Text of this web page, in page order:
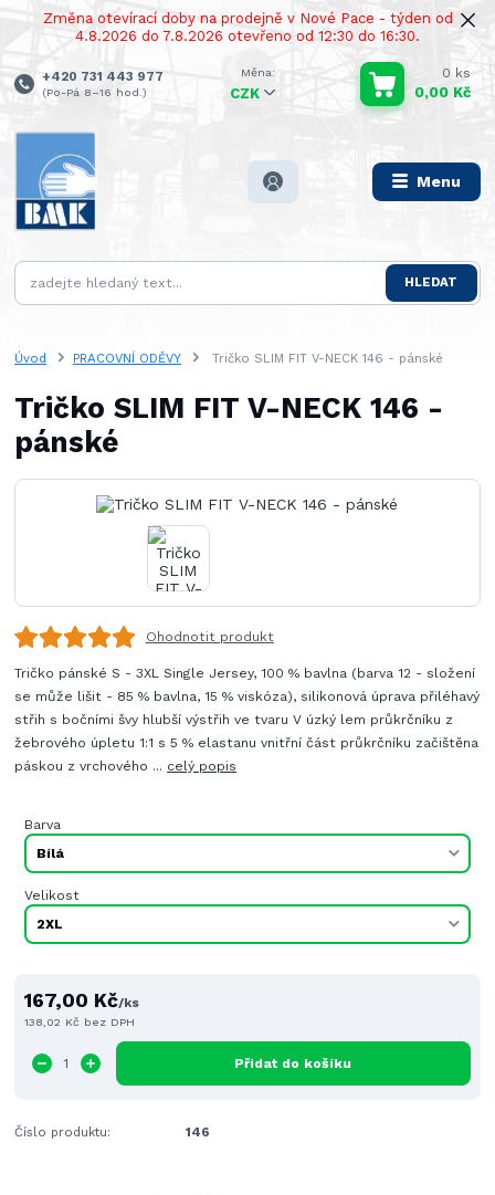
Změna otevírací doby na prodejně v Nové Pace - týden od
4.8.2026 do 7.8.2026 otevřeno od 12:30 do 16:30.
Menu
CZK
HLEDAT
+420 731 443 977
(Po-Pá 8–16 hod.)
0 ks
0,00 Kč
Úvod PRACOVNÍ ODĚVY Tričko SLIM FIT V-NECK 146 - pánské
Tričko SLIM FIT V-NECK 146 -
pánské
Ohodnotit produkt
Tričko pánské S - 3XL Single Jersey, 100 % bavlna (barva 12 - složení
se může lišit - 85 % bavlna, 15 % viskóza), silikonová úprava přiléhavý
střih s bočními švy hlubší výstřih ve tvaru V úzký lem průkrčníku z
žebrového úpletu 1:1 s 5 % elastanu vnitřní část průkrčníku začištěna
páskou z vrchového ... celý popis
Barva
Velikost
167,00 Kč/ks
138,02 Kč bez DPH
Přidat do košíku
Číslo produktu: 146